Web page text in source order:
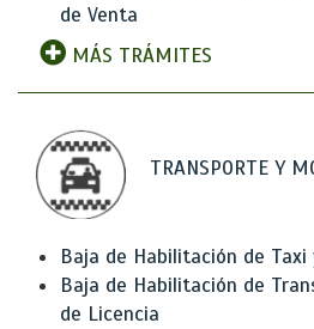
de Venta
MÁS TRÁMITES
TRANSPORTE Y
Baja de Habilitación de Taxi
Baja de Habilitación de
de Licencia